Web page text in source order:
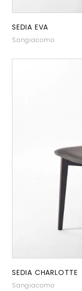
SEDIA EVA
Sangiacomo
SEDIA CHARLOTTE
Sangiacomo